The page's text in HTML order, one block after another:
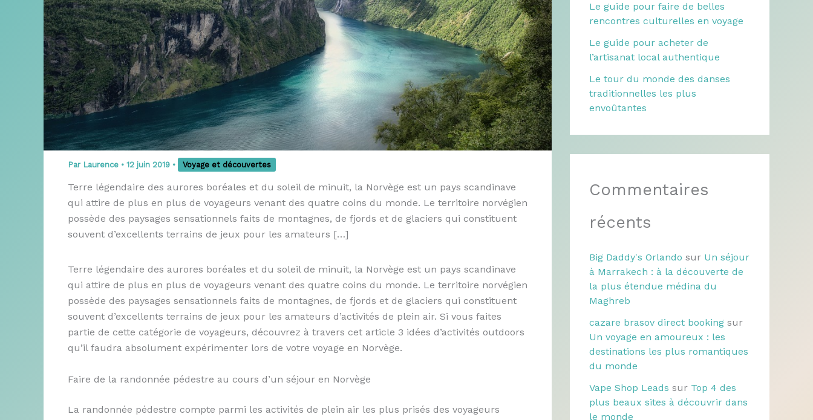
Par Laurence • 12 juin 2019 • Voyage et découvertes
Terre légendaire des aurores boréales et du soleil de minuit, la Norvège est un pays scandinave
qui attire de plus en plus de voyageurs venant des quatre coins du monde. Le territoire norvégien
possède des paysages sensationnels faits de montagnes, de fjords et de glaciers qui constituent
souvent d’excellents terrains de jeux pour les amateurs […]
Terre légendaire des aurores boréales et du soleil de minuit, la Norvège est un pays scandinave
qui attire de plus en plus de voyageurs venant des quatre coins du monde. Le territoire norvégien
possède des paysages sensationnels faits de montagnes, de fjords et de glaciers qui constituent
souvent d’excellents terrains de jeux pour les amateurs d’activités de plein air. Si vous faites
partie de cette catégorie de voyageurs, découvrez à travers cet article 3 idées d’activités outdoors
qu’il faudra absolument expérimenter lors de votre voyage en Norvège.
Faire de la randonnée pédestre au cours d’un séjour en Norvège
La randonnée pédestre compte parmi les activités de plein air les plus prisés des voyageurs
Le guide pour faire de belles
rencontres culturelles en voyage
Le guide pour acheter de
l’artisanat local authentique
Le tour du monde des danses
traditionnelles les plus
envoûtantes
Commentaires
récents
Big Daddy's Orlando sur Un séjour
à Marrakech : à la découverte de
la plus étendue médina du
Maghreb
cazare brasov direct booking sur
Un voyage en amoureux : les
destinations les plus romantiques
du monde
Vape Shop Leads sur Top 4 des
plus beaux sites à découvrir dans
le monde